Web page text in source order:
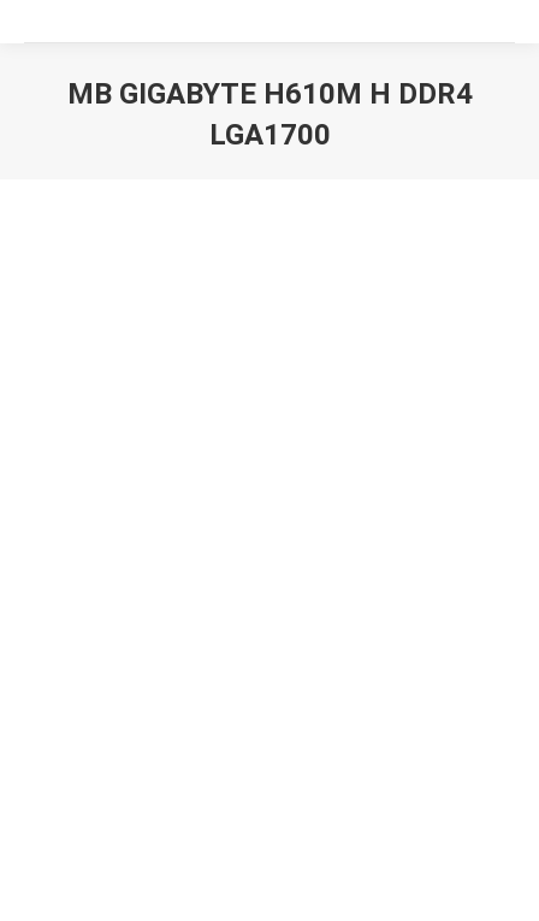
MB GIGABYTE H610M H DDR4
LGA1700